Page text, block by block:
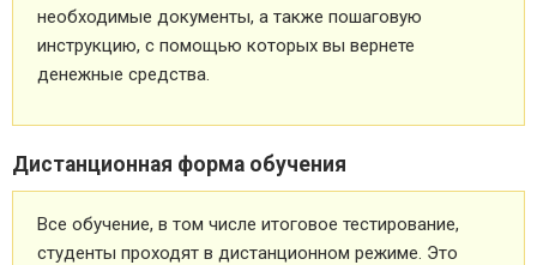
необходимые документы, а также пошаговую
инструкцию, с помощью которых вы вернете
денежные средства.
Дистанционная форма обучения
Все обучение, в том числе итоговое тестирование,
студенты проходят в дистанционном режиме. Это